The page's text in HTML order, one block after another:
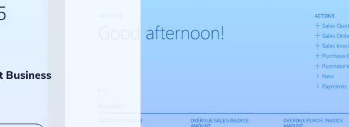
Business